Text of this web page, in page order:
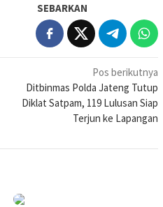
SEBARKAN
Pos berikutnya
Ditbinmas Polda Jateng Tutup
Diklat Satpam, 119 Lulusan Siap
Terjun ke Lapangan